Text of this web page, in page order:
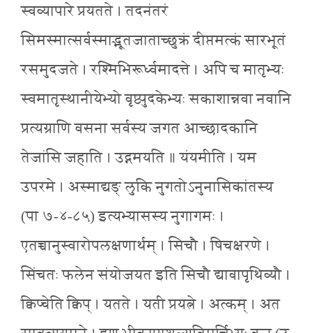
स्वव्यापारे प्रयतते । तदनंतरं
सिमस्मात्सर्वस्माद्भूतजाताच्छुक्रं दीप्तमत्कं सारभूतं
रसमुदजते । रश्मिभिरूर्ध्वमादत्ते । अपि च मातृभ्यः
स्वमातृस्थानीयेभ्यो वृष्ट्युदकेभ्यः सकाशान्नवा नवानि
प्रत्यग्राणि वसना सर्वस्य जगत आच्छादकानि
तेजांसि जहाति । उद्गमयति ॥ यंयमीति । यम
उपरमे । अस्माद्यङ् लुकि नुगतोऽनुनासिकांतस्य
(पा ७-४-८५) इत्यभ्यासस्य नुगागमः ।
एतच्चानुस्वारोपलक्षणार्थम् । सिचौ । षिचक्षरणे ।
सिंचतः फलेन संयोजयत इति सिचौ द्यावापृथिव्यौ ।
क्विप्चेति क्विप् । यतते । यती प्रयत्ने । अत्कम् । अत